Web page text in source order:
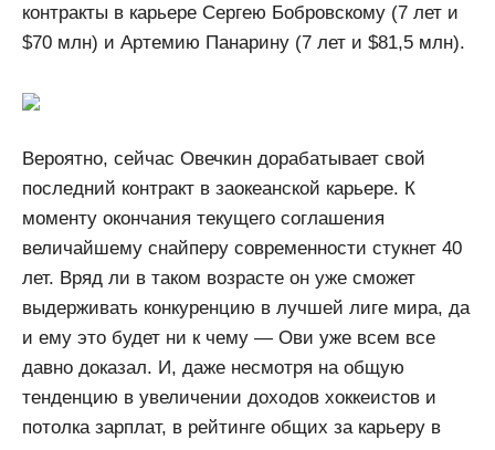
контракты в карьере Сергею Бобровскому (7 лет и
$70 млн) и Артемию Панарину (7 лет и $81,5 млн).
Вероятно, сейчас Овечкин дорабатывает свой
последний контракт в заокеанской карьере. К
моменту окончания текущего соглашения
величайшему снайперу современности стукнет 40
лет. Вряд ли в таком возрасте он уже сможет
выдерживать конкуренцию в лучшей лиге мира, да
и ему это будет ни к чему — Ови уже всем все
давно доказал. И, даже несмотря на общую
тенденцию в увеличении доходов хоккеистов и
потолка зарплат, в рейтинге общих за карьеру в